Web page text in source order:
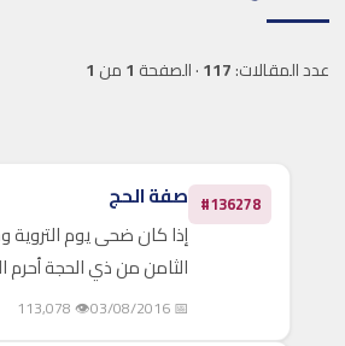
عدد المقالات:117· الصفحة 1من 1
#136278 صفة الحج
إذا كان ضحى يوم التروية
الثامن من ذي الحجة أحرم
من مكانه الذي هو نازل
📅 03/08/2016
👁 113,078